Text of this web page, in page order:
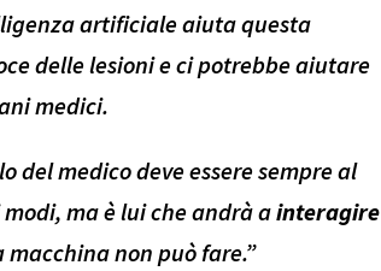
artificiale aiuta questa
delle lesioni e ci potrebbe aiutare
medici.
medico deve essere sempre al
ma è lui che andrà ainteragire
non può fare.”